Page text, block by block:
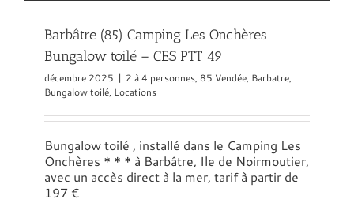
Barbâtre (85) Camping Les Onchères
Bungalow toilé – CES PTT 49
décembre 2025 | 2 à 4 personnes, 85 Vendée, Barbatre,
Bungalow toilé, Locations
Bungalow toilé , installé dans le Camping Les
Onchères * * * à Barbâtre, Ile de Noirmoutier,
avec un accès direct à la mer, tarif à partir de
197 €